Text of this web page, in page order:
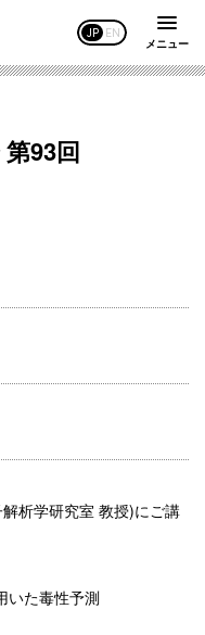
JP EN
メニュー
93回
析学研究室 教授)にご講
いた毒性予測